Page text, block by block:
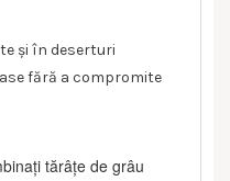
și în deserturi
fără a compromite
tărâțe de grâu